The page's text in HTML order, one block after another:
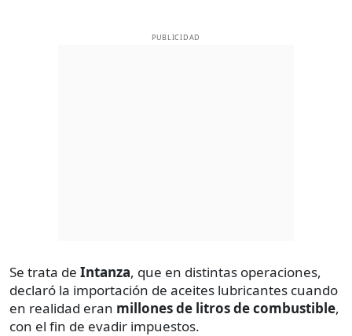
PUBLICIDAD
Se trata de Intanza, que en distintas operaciones,
declaró la importación de aceites lubricantes cuando
en realidad eran millones de litros de combustible,
con el fin de evadir impuestos.